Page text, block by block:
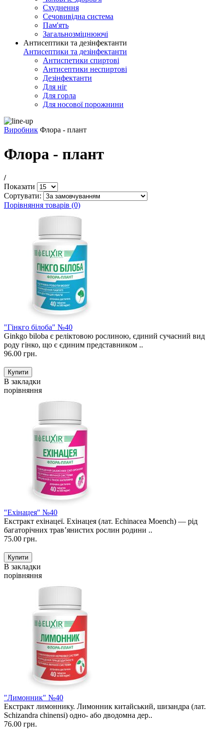
Схуднення
Сечовивідна система
Пам'ять
Загальнозміцнюючі
Антисептики та дезінфектанти
Антисептики та дезінфектанти
Антиспетики спиртові
Антисептики неспиртові
Дезінфектанти
Для ніг
Для горла
Для носової порожнини
Виробник Флора - плант
Флора - плант
/
Показати
Сортувати:
Порівняння товарів (0)
"Гінкго білоба" №40
Ginkgo biloba є реліктовою рослиною, єдиний сучасний вид
роду гінко, що є єдиним представником ..
96.00 грн.
В закладки
порівняння
"Ехінацея" №40
Екстракт ехінацеї. Ехінацея (лат. Echinacea Moench) — рід
багаторічних трав’янистих рослин родини ..
75.00 грн.
В закладки
порівняння
"Лимонник" №40
Екстракт лимоннику. Лимонник китайський, шизандра (лат.
Schizandra chinensi) одно- або дводомна дер..
76.00 грн.